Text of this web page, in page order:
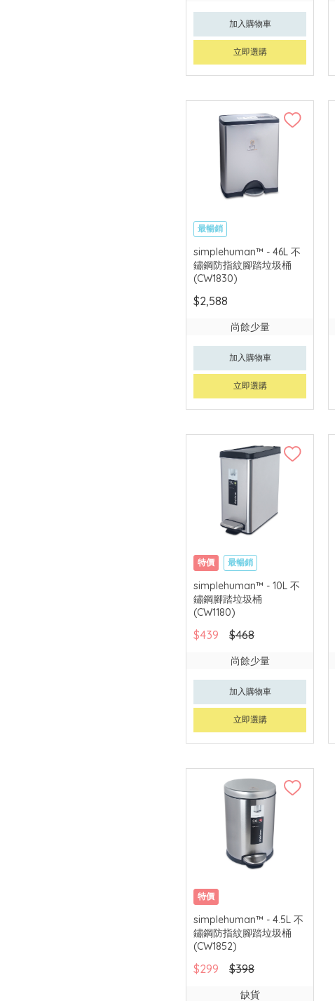
加入購物車
立即選購
最暢銷
simplehuman™ - 46L 不
鏽鋼防指紋腳踏垃圾桶
(CW1830)
$2,588
尚餘少量
加入購物車
立即選購
特價 最暢銷
simplehuman™ - 10L 不
鏽鋼腳踏垃圾桶
(CW1180)
$439 $468
尚餘少量
加入購物車
立即選購
特價
simplehuman™ - 4.5L 不
鏽鋼防指紋腳踏垃圾桶
(CW1852)
$299 $398
缺貨